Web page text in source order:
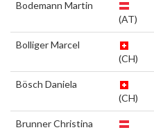
Bodemann Martin
(AT)
Bolliger Marcel
(CH)
Bösch Daniela
(CH)
Brunner Christina